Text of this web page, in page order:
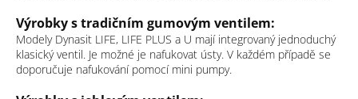
Výrobky s tradičním gumovým ventilem:
Modely Dynasit LIFE, LIFE PLUS a U mají integrovaný jednoduchý
klasický ventil. Je možné je nafukovat ústy. V každém případě se
doporučuje nafukování pomocí mini pumpy.